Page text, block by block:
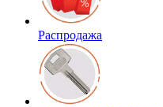
Распродажа